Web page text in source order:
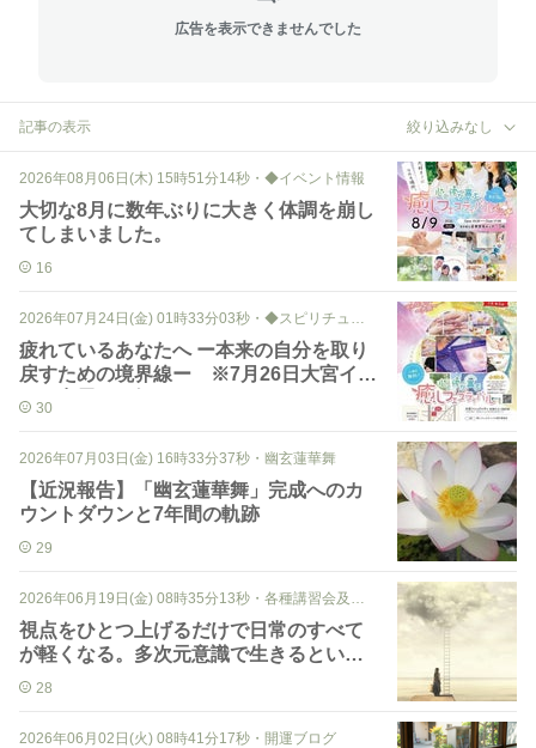
広告を表示できませんでした
記事の表示 絞り込みなし
2026年08月06日(木) 15時51分14秒 ・ ◆イベント情報
大切な8月に数年ぶりに大きく体調を崩し
てしまいました。
16
2026年07月24日(金) 01時33分03秒 ・ ◆スピリチュアル
疲れているあなたへ ー本来の自分を取り
戻すための境界線ー ※7月26日大宮イベ
ント出展のお知らせ
30
2026年07月03日(金) 16時33分37秒 ・ 幽玄蓮華舞
【近況報告】「幽玄蓮華舞」完成へのカ
ウントダウンと7年間の軌跡
29
2026年06月19日(金) 08時35分13秒 ・ 各種講習会及び伝授メニュー
視点をひとつ上げるだけで日常のすべて
が軽くなる。多次元意識で生きるという
こと。
28
2026年06月02日(火) 08時41分17秒 ・ 開運ブログ